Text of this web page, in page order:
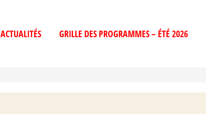
ACTUALITÉS GRILLE DES PROGRAMMES – ÉTÉ 2026